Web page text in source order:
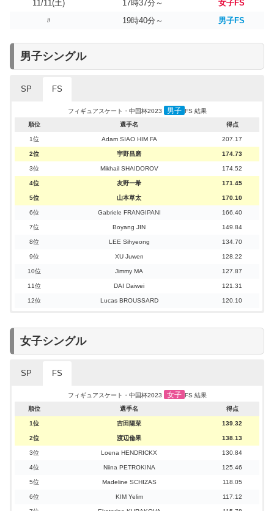
11/11(土) 17時37分～
女子FS
〃
19時40分～ 男子FS
男子シングル
SP FS
フィギュアスケート・中国杯2023 男子 SP 結果
順位
選手名 得点
1位 宇野昌磨 105.25
2位 Adam SIAO HIM FA 91.21
3位 Mikhail SHAIDOROV 89.94
4位 Boyang JIN 87.44
5位 Gabriele FRANGIPANI 85.19
6位 友野一希 80.50
7位 Jimmy MA 77.29
8位 山本草太 75.48
9位 LEE Sihyeong 74.43
10位 XU Juwen 65.57
11位 DAI Daiwei 64.25
12位 Lucas BROUSSARD 61.05
フィギュアスケート・中国杯2023 男子 FS 結果
順位
選手名 得点
1位 Adam SIAO HIM FA 207.17
2位 宇野昌磨 174.73
3位 Mikhail SHAIDOROV 174.52
4位 友野一希 171.45
5位 山本草太 170.10
6位 Gabriele FRANGIPANI 166.40
7位 Boyang JIN 149.84
8位 LEE Sihyeong 134.70
9位 XU Juwen 128.22
10位 Jimmy MA 127.87
11位 DAI Daiwei 121.31
12位 Lucas BROUSSARD 120.10
女子シングル
SP FS
フィギュアスケート・中国杯2023 女子 SP 結果
順位
選手名 得点
1位 Loena HENDRICKX 70.65
2位 渡辺倫果 65.09
3位 吉田陽菜 64.65
4位 Niina PETROKINA 62.58
5位 CHEN Hongyi 62.57
6位 AN Xiangyi 61.86
7位 Madeline SCHIZAS 61.53
フィギュアスケート・中国杯2023 女子 FS 結果
順位
選手名 得点
1位 吉田陽菜 139.32
2位 渡辺倫果 138.13
3位 Loena HENDRICKX 130.84
4位 Niina PETROKINA 125.46
5位 Madeline SCHIZAS 118.05
6位 KIM Yelim 117.12